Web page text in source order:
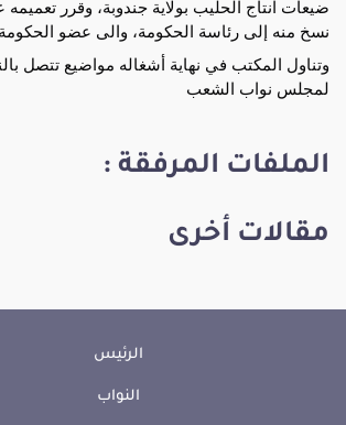
نسخ منه إلى رئاسة الحكومة، والى عضو
لمجلس نواب الشعب
الملفات المرفقة :
مقالات أخرى
الرئيس
النواب